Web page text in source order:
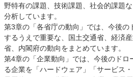
野特有の課題、技術課題、社会的課題
分析しています。
第3章の「各省庁の動向」では、今後の
するうえで重要な、国土交通省、経済
省、内閣府の動向をまとめています。
第4章の「企業動向」では、今後のドロ
る企業を「ハードウェア」「サービス